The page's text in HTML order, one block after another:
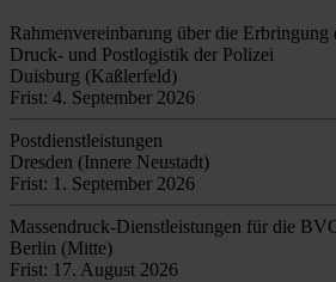
Rahmenvereinbarung über die Erbringung
Druck- und Postlogistik der Polizei
Duisburg (Kaßlerfeld)
Frist: 4. September 2026
Postdienstleistungen
Dresden (Innere Neustadt)
Frist: 1. September 2026
Massendruck-Dienstleistungen für die
Berlin (Mitte)
Frist: 17. August 2026